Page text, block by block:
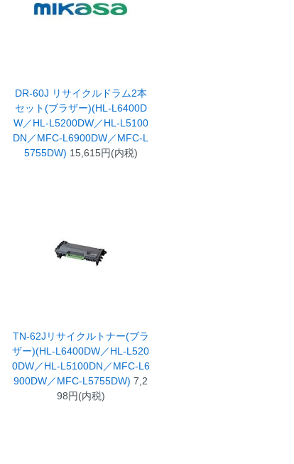
DR-60J リサイクルドラム2本
セット(ブラザー)(HL-L6400D
W／HL-L5200DW／HL-L5100
DN／MFC-L6900DW／MFC-L
5755DW) 15,615円(内税)
TN-62Jリサイクルトナー(ブラ
ザー)(HL-L6400DW／HL-L520
0DW／HL-L5100DN／MFC-L6
900DW／MFC-L5755DW) 7,2
98円(内税)